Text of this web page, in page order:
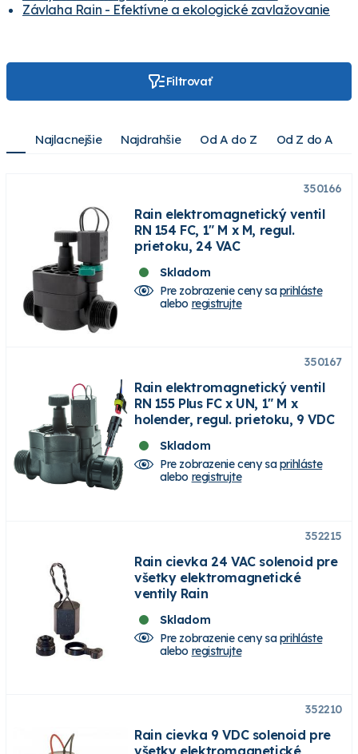
Závlaha Rain - Efektívne a ekologické zavlažovanie
Filtrovať
Najlacnejšie Najdrahšie Od A do Z Od Z do A
350166
Rain elektromagnetický ventil
RN 154 FC, 1" M x M, regul.
prietoku, 24 VAC
Skladom
Pre zobrazenie ceny saprihláste
alebo registrujte
350167
Rain elektromagnetický ventil
RN 155 Plus FC x UN, 1" M x
holender, regul. prietoku, 9 VDC
Skladom
Pre zobrazenie ceny saprihláste
alebo registrujte
352215
Rain cievka 24 VAC solenoid pre
všetky elektromagnetické
ventily Rain
Skladom
Pre zobrazenie ceny saprihláste
alebo registrujte
352210
Rain cievka 9 VDC solenoid pre
všetky elektromagnetické